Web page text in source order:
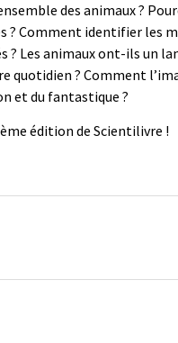
des animaux ?
? Comment identifier les
Les animaux ont-ils un
quotidien ? Comment
et du fantastique ?
édition de Scientilivre !